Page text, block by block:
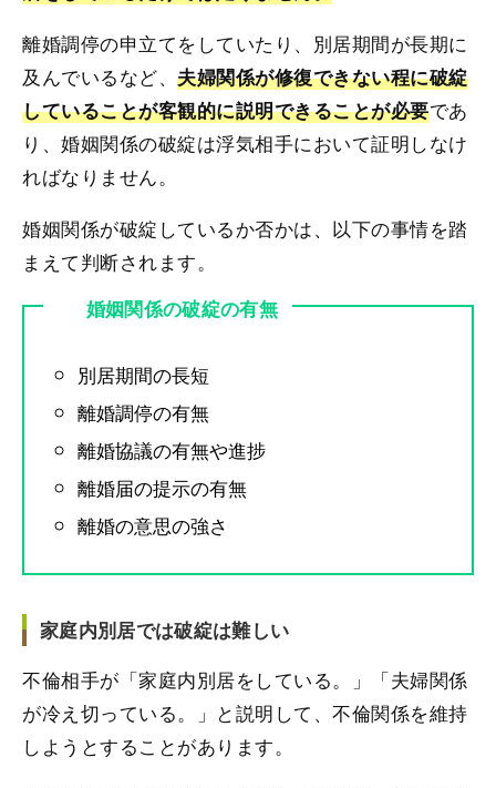
離婚調停の申立てをしていたり、別居期間が長期に
及んでいるなど、夫婦関係が修復できない程に破綻
していることが客観的に説明できることが必要であ
り、婚姻関係の破綻は浮気相手において証明しなけ
ればなりません。
婚姻関係が破綻しているか否かは、以下の事情を踏
まえて判断されます。
婚姻関係の破綻の有無
別居期間の長短
離婚調停の有無
離婚協議の有無や進捗
離婚届の提示の有無
離婚の意思の強さ
家庭内別居では破綻は難しい
不倫相手が「家庭内別居をしている。」「夫婦関係
が冷え切っている。」と説明して、不倫関係を維持
しようとすることがあります。